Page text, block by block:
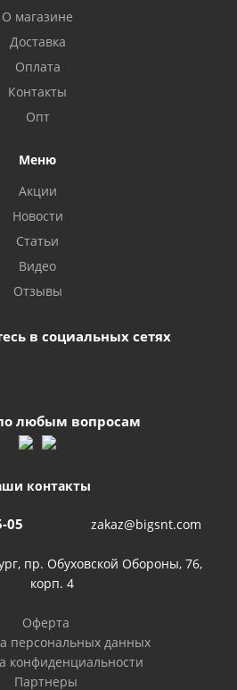
О магазине
Доставка
Оплата
Контакты
Опт
Меню
Акции
Новости
Статьи
Видео
Отзывы
в социальных сетях
любым вопросам
контакты
05 zakaz@bigsnt.com
пр. Обуховской Обороны, 76,
корп. 4
Оферта
персональных данных
конфиденциальности
Партнеры